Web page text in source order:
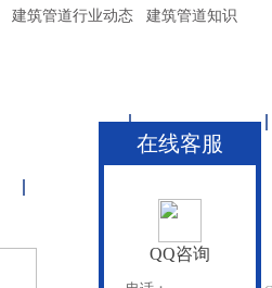
建筑管道行业动态 建筑管道知识
联塑管道
北京雏鸟APP管道
在线客服
QQ咨询